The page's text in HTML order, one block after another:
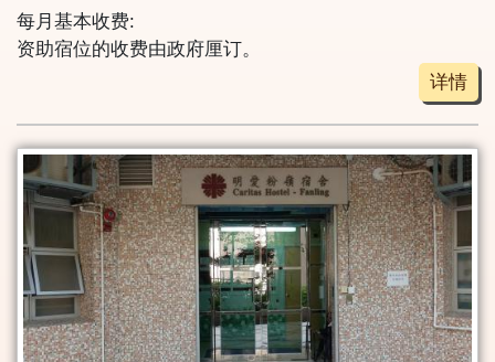
每月基本收费:
资助宿位的收费由政府厘订。
详情